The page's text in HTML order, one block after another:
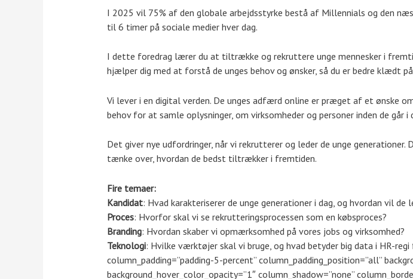
I 2025 vil 75% af den globale arbejdsstyrke bestå af Millennials og den
til 6 timer på sociale medier hver dag.
I dette foredrag lærer du at tiltrække og rekruttere unge mennesker i
hjælper dig med at forstå de unges behov og ønsker, så du er bedre klædt
Vi lever i en digital verden. De unges adfærd online er præget af et ønske
behov for at samle oplysninger, om virksomheder og personer inden de
Det giver nye udfordringer, når vi rekrutterer og leder de unge
tænke over, hvordan de bedst tiltrækker i fremtiden.
Fire temaer:
Kandidat: Hvad karakteriserer de unge generationer i dag, og hvordan vil de
Proces: Hvorfor skal vi se rekrutteringsprocessen som en købsproces?
Branding: Hvordan skaber vi opmærksomhed på vores jobs og virksomhed?
Teknologi: Hvilke værktøjer skal vi bruge, og hvad betyder big data i HR-
column_padding=”padding-5-percent” column_padding_position=”all”
background_hover_color_opacity=”1″ column_shadow=”none”